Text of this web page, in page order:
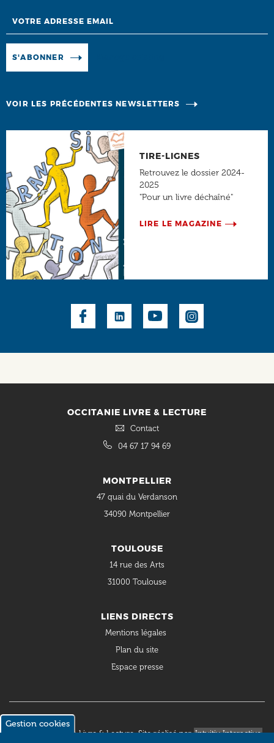
S'ABONNER
VOIR LES PRÉCÉDENTES NEWSLETTERS
TIRE-LIGNES
Retrouvez le dossier 2024-
2025
"Pour un livre déchaîné"
LIRE LE MAGAZINE
OCCITANIE LIVRE & LECTURE
Contact
04 67 17 94 69
MONTPELLIER
47 quai du Verdanson
34090 Montpellier
TOULOUSE
14 rue des Arts
31000 Toulouse
LIENS DIRECTS
Mentions légales
Plan du site
Espace presse
© 2018 Occitanie Livre & Lecture. Site réalisé parIntuitiv Interactive
Gestion cookies